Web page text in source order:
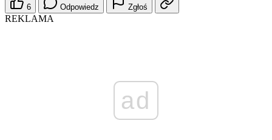
6 Odpowiedz Zgłoś
REKLAMA
ad